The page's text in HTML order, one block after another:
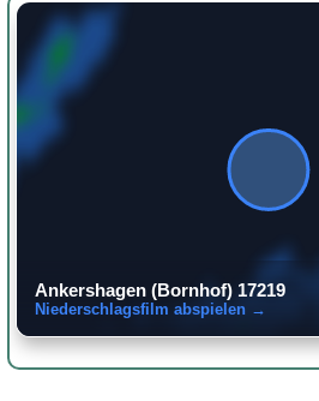
Ankershagen (Bornhof) 17219
Niederschlagsfilm abspielen →